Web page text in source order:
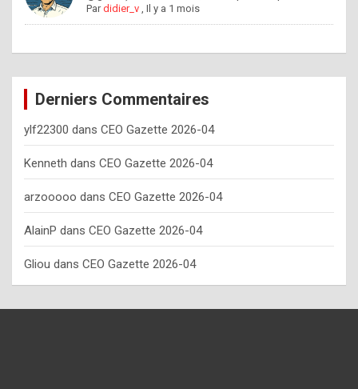
h
o
w
o
t
e
n
y
o
u
s
h
Pardidier_v ,Il y a 1 mois
Derniers Commentaires
ylf22300 dans CEO Gazette 2026-04
Kenneth dans CEO Gazette 2026-04
arzooooo dans CEO Gazette 2026-04
AlainP dans CEO Gazette 2026-04
Gliou dans CEO Gazette 2026-04